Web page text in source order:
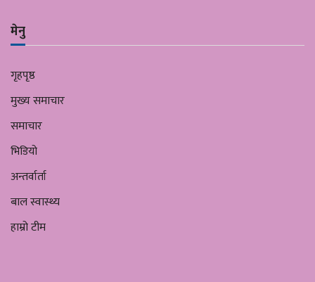
मेनु
गृहपृष्ठ
मुख्य समाचार
समाचार
भिडियो
अन्तर्वार्ता
बाल स्वास्थ्य
हाम्रो टीम